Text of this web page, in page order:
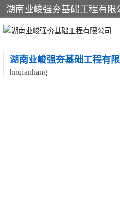
湖南业峻强夯基础工程有
hnqianhang